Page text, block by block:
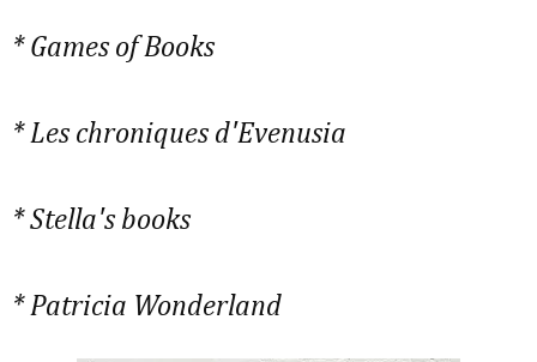
* Games of Books
* Les chroniques d'Evenusia
* Stella's books
* Patricia Wonderland